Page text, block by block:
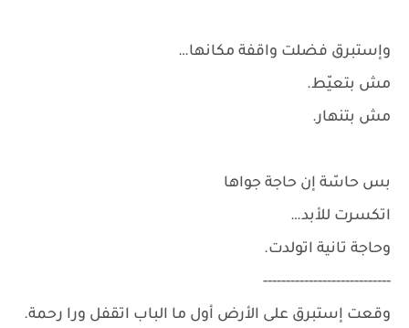
وإستبرق فضلت واقفة مكانها…
مش بتعيّط.
مش بتنهار.
بس حاسّة إن حاجة جواها
اتكسرت للأبد…
وحاجة تانية اتولدت.
----------------------------
وقعت إستبرق على الأرض أول ما الباب اتقفل ورا رحمة.